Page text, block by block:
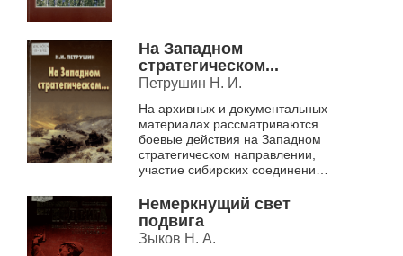
На Западном
стратегическом...
Петрушин Н. И.
На архивных и документальных
материалах рассматриваются
боевые действия на Западном
стратегическом направлении,
участие сибирских соединений
Отечественной войны
Немеркнущий свет
подвига
Зыков Н. А.